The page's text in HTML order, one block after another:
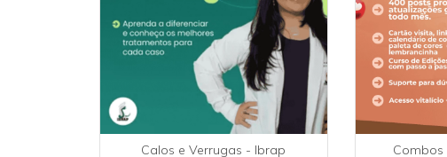
Calos e Verrugas - Ibrap